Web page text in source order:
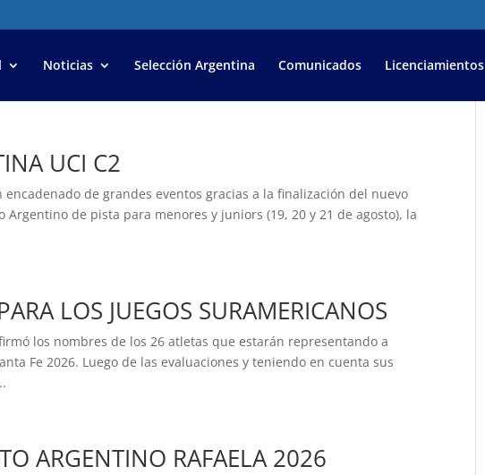
Noticias Selección Argentina Comunicados Licenciamientos
UCI C2
de grandes eventos gracias a la finalización del nuevo
de pista para menores y juniors (19, 20 y 21 de agosto), la
LOS JUEGOS SURAMERICANOS
los nombres de los 26 atletas que estarán representando a
Fe 2026. Luego de las evaluaciones y teniendo en cuenta sus
ARGENTINO RAFAELA 2026